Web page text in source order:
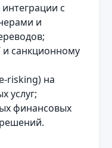
с
и
и санкционному
risking) на
услуг;
финансовых